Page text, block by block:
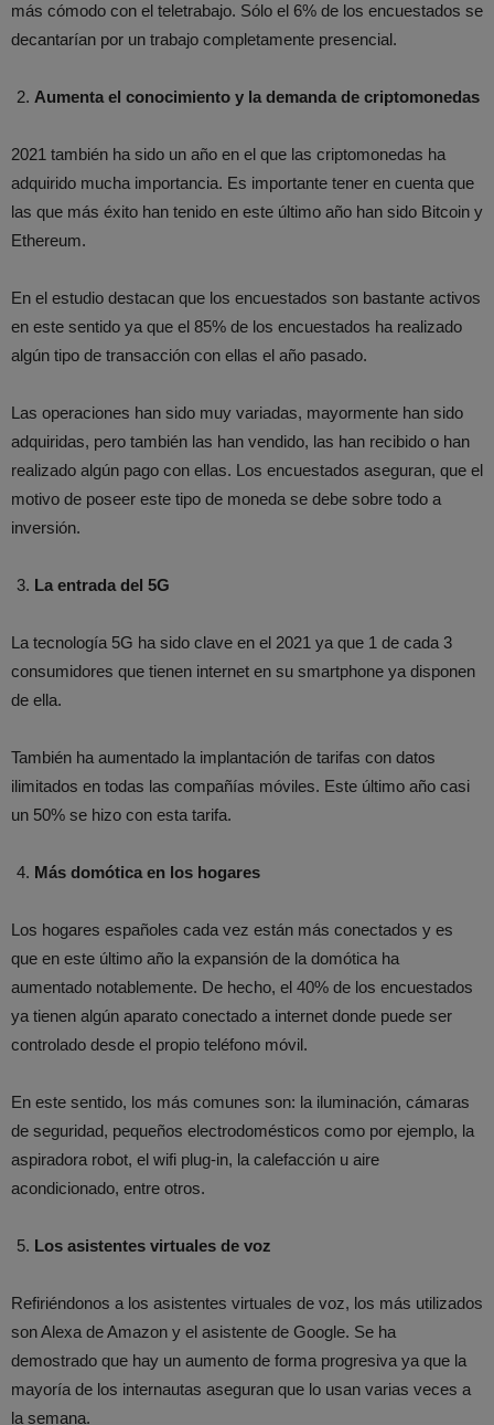
más cómodo con el teletrabajo. Sólo el 6% de los encuestados se
decantarían por un trabajo completamente presencial.
Aumenta el conocimiento y la demanda de criptomonedas
2021 también ha sido un año en el que las criptomonedas ha
adquirido mucha importancia. Es importante tener en cuenta que
las que más éxito han tenido en este último año han sido Bitcoin y
Ethereum.
En el estudio destacan que los encuestados son bastante activos
en este sentido ya que el 85% de los encuestados ha realizado
algún tipo de transacción con ellas el año pasado.
Las operaciones han sido muy variadas, mayormente han sido
adquiridas, pero también las han vendido, las han recibido o han
realizado algún pago con ellas. Los encuestados aseguran, que el
motivo de poseer este tipo de moneda se debe sobre todo a
inversión.
La entrada del 5G
La tecnología 5G ha sido clave en el 2021 ya que 1 de cada 3
consumidores que tienen internet en su smartphone ya disponen
de ella.
También ha aumentado la implantación de tarifas con datos
ilimitados en todas las compañías móviles. Este último año casi
un 50% se hizo con esta tarifa.
Más domótica en los hogares
Los hogares españoles cada vez están más conectados y es
que en este último año la expansión de la domótica ha
aumentado notablemente. De hecho, el 40% de los encuestados
ya tienen algún aparato conectado a internet donde puede ser
controlado desde el propio teléfono móvil.
En este sentido, los más comunes son: la iluminación, cámaras
de seguridad, pequeños electrodomésticos como por ejemplo, la
aspiradora robot, el wifi plug-in, la calefacción u aire
acondicionado, entre otros.
Los asistentes virtuales de voz
Refiriéndonos a los asistentes virtuales de voz, los más utilizados
son Alexa de Amazon y el asistente de Google. Se ha
demostrado que hay un aumento de forma progresiva ya que la
mayoría de los internautas aseguran que lo usan varias veces a
la semana.